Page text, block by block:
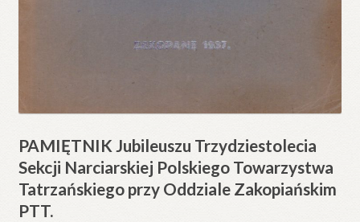
PAMIĘTNIK Jubileuszu Trzydziestolecia
Sekcji Narciarskiej Polskiego Towarzystwa
Tatrzańskiego przy Oddziale Zakopiańskim
PTT.